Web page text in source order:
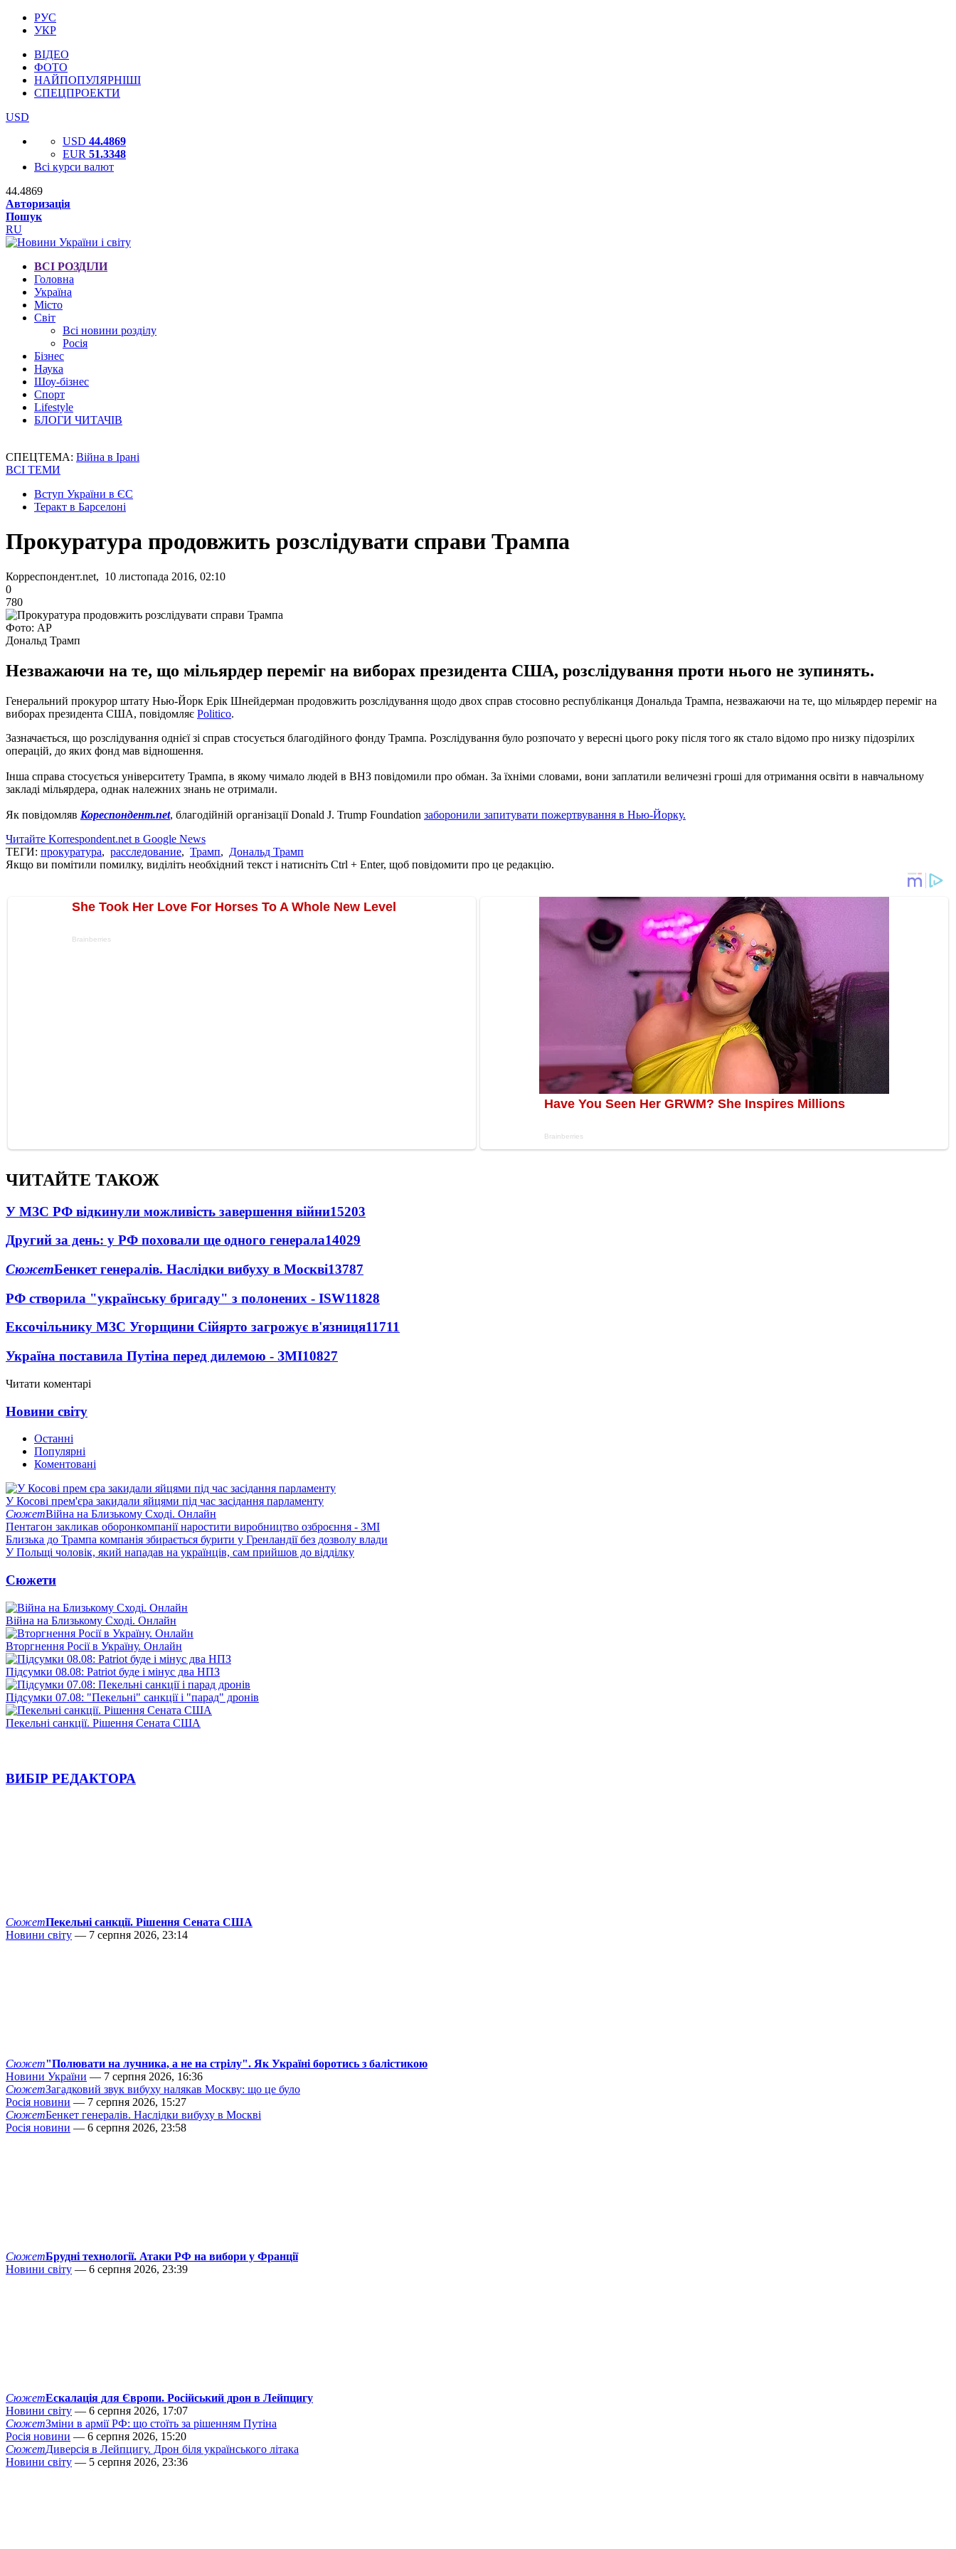
РУС
УКР
ВІДЕО
ФОТО
НАЙПОПУЛЯРНІШІ
СПЕЦПРОЕКТИ
USD
USD 44.4869
EUR 51.3348
Всі курси валют
44.4869
Авторизація
Пошук
RU
ВСІ РОЗДІЛИ
Головна
Україна
Місто
Світ
Всі новини розділу
Росія
Бізнес
Наука
Шоу-бізнес
Спорт
Lifestyle
БЛОГИ ЧИТАЧІВ
СПЕЦТЕМА: Війна в Ірані
ВСІ ТЕМИ
Вступ України в ЄС
Теракт в Барселоні
Прокуратура продовжить розслідувати справи Трампа
Корреспондент.net, 10 листопада 2016, 02:10
0
780
Фото: АР
Дональд Трамп
Незважаючи на те, що мільярдер переміг на виборах президента США, розслідування проти нього не зупинять.
Генеральний прокурор штату Нью-Йорк Ерік Шнейдерман продовжить розслідування щодо двох справ стосовно республіканця Дональда Трампа, незважаючи на те, що мільярдер переміг на
виборах президента США, повідомляє Politico.
Зазначається, що розслідування однієї зі справ стосується благодійного фонду Трампа. Розслідування було розпочато у вересні цього року після того як стало відомо про низку підозрілих
операцій, до яких фонд мав відношення.
Інша справа стосується університету Трампа, в якому чимало людей в ВНЗ повідомили про обман. За їхніми словами, вони заплатили величезні гроші для отримання освіти в навчальному
закладі мільярдера, однак належних знань не отримали.
Як повідомляв Кореспондент.net, благодійній організації Donald J. Trump Foundation заборонили запитувати пожертвування в Нью-Йорку.
Читайте Korrespondent.net в Google News
ТЕГИ: прокуратура, расследование, Трамп, Дональд Трамп
Якщо ви помітили помилку, виділіть необхідний текст і натисніть Ctrl + Enter, щоб повідомити про це редакцію.
ЧИТАЙТЕ ТАКОЖ
У МЗС РФ відкинули можливість завершення війни15203
Другий за день: у РФ поховали ще одного генерала14029
СюжетБенкет генералів. Наслідки вибуху в Москві13787
РФ створила "українську бригаду" з полонених - ISW11828
Ексочільнику МЗС Угорщини Сійярто загрожує в'язниця11711
Україна поставила Путіна перед дилемою - ЗМІ10827
Читати коментарі
Новини світу
Останні
Популярні
Коментовані
У Косові прем'єра закидали яйцями під час засідання парламенту
СюжетВійна на Близькому Сході. Онлайн
Пентагон закликав оборонкомпанії наростити виробництво озброєння - ЗМІ
Близька до Трампа компанія збирається бурити у Гренландії без дозволу влади
У Польщі чоловік, який нападав на українців, сам прийшов до відділку
Сюжети
Війна на Близькому Сході. Онлайн
Вторгнення Росії в Україну. Онлайн
Підсумки 08.08: Patriot буде і мінус два НПЗ
Підсумки 07.08: "Пекельні" санкції і "парад" дронів
Пекельні санкції. Рішення Сената США
ВИБІР РЕДАКТОРА
СюжетПекельні санкції. Рішення Сената США
Новини світу — 7 серпня 2026, 23:14
Сюжет"Полювати на лучника, а не на стрілу". Як Україні боротись з балістикою
Новини України — 7 серпня 2026, 16:36
СюжетЗагадковий звук вибуху налякав Москву: що це було
Росія новини — 7 серпня 2026, 15:27
СюжетБенкет генералів. Наслідки вибуху в Москві
Росія новини — 6 серпня 2026, 23:58
СюжетБрудні технології. Атаки РФ на вибори у Франції
Новини світу — 6 серпня 2026, 23:39
СюжетЕскалація для Європи. Російський дрон в Лейпцигу
Новини світу — 6 серпня 2026, 17:07
СюжетЗміни в армії РФ: що стоїть за рішенням Путіна
Росія новини — 6 серпня 2026, 15:20
СюжетДиверсія в Лейпцигу. Дрон біля українського літака
Новини світу — 5 серпня 2026, 23:36